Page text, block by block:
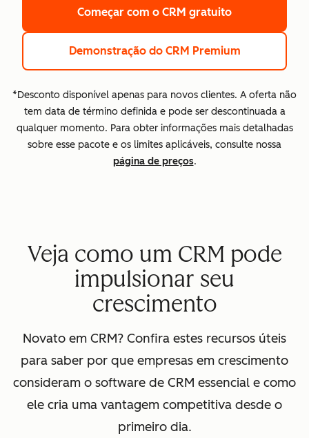
Começar com o CRM gratuito
Demonstração do CRM Premium
*Desconto disponível apenas para novos clientes. A oferta não
tem data de término definida e pode ser descontinuada a
qualquer momento. Para obter informações mais detalhadas
sobre esse pacote e os limites aplicáveis, consulte nossa
página de preços.
Veja como um CRM pode
impulsionar seu
crescimento
Novato em CRM? Confira estes recursos úteis
para saber por que empresas em crescimento
consideram o software de CRM essencial e como
ele cria uma vantagem competitiva desde o
primeiro dia.